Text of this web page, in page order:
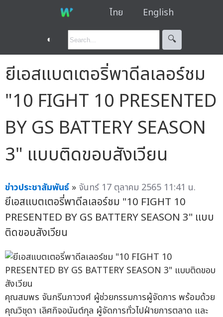
ไทย English
◐ 🔍︎
ยีเอสแบตเตอริ่พาดีลเลอร์ชม
"10 FIGHT 10 PRESENTED
BY GS BATTERY SEASON
3" แบบติดขอบสังเวียน
ข่าวประชาสัมพันธ์ » จันทร์ 17 ตุลาคม 2565 11:41 น.
ยีเอสแบตเตอรี่พาดีลเลอร์ชม "10 FIGHT 10
PRESENTED BY GS BATTERY SEASON 3" แบบ
ติดขอบสังเวียน
คุณสมพร จันกรีนภาวงศ์ ผู้ช่วยกรรมการผู้จัดการ พร้อมด้วย
คุณวิชุดา เลิศกิจอนันต์กุล ผู้จัดการทั่วไปฝ่ายการตลาด และ